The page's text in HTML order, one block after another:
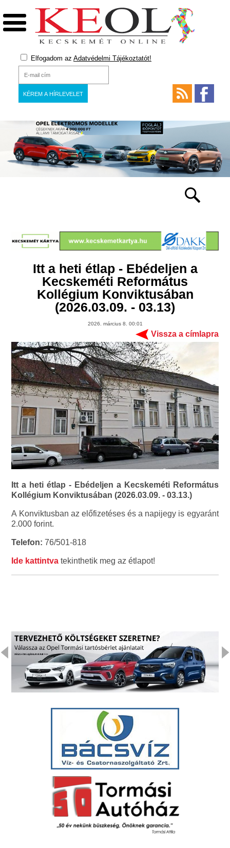
Elfogadom az Adatvédelmi Tájékoztatót!
Itt a heti étlap - Ebédeljen a
Kecskeméti Református
Kollégium Konviktusában
(2026.03.09. - 03.13)
2026. március 8. 00:01
Vissza a címlapra
Itt a heti étlap - Ebédeljen a Kecskeméti Református
Kollégium Konviktusában (2026.03.09. - 03.13.)
A Konviktusban az előfizetéses és a napijegy is egyaránt
2.000 forint.
Telefon: 76/501-818
Ide kattintva tekinthetik meg az étlapot!